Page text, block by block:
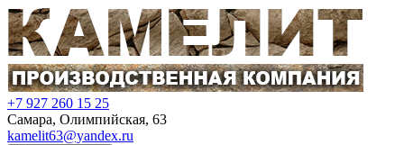
+7 927 260 15 25
Самара, Олимпийская, 63
kamelit63@yandex.ru